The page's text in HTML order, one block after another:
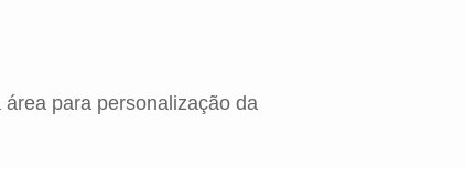
para personalização da